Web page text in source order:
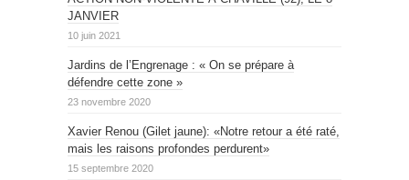
JANVIER
10 juin 2021
Jardins de l’Engrenage : « On se prépare à
défendre cette zone »
23 novembre 2020
Xavier Renou (Gilet jaune): «Notre retour a été raté,
mais les raisons profondes perdurent»
15 septembre 2020